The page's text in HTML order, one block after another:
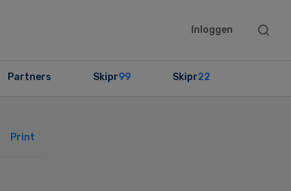
Inloggen
Search
Partners Skipr99 Skipr22
Print